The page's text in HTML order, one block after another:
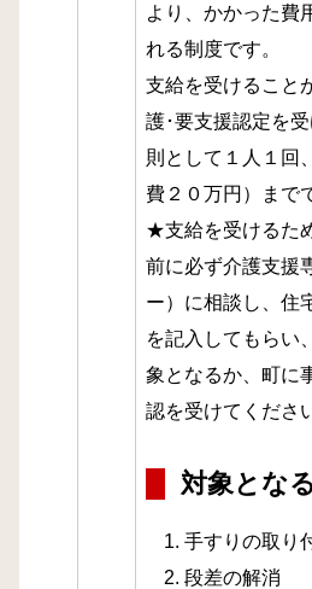
より、かかった費
れる制度です。
支給を受けること
護･要支援認定を
則として１人１回
費２０万円）まで
★支給を受けるた
前に必ず介護支援
ー）に相談し、住
を記入してもらい
象となるか、町に
認を受けてくださ
対象とな
手すりの取り
段差の解消